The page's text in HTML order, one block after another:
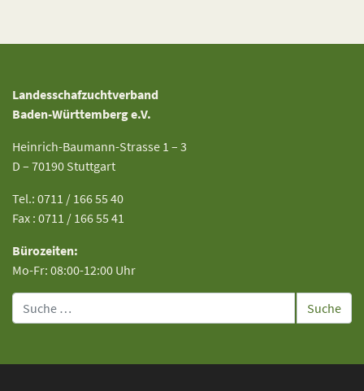
Landesschafzuchtverband
Baden-Württemberg e.V.
Heinrich-Baumann-Strasse 1 – 3
D – 70190 Stuttgart
Tel.: 0711 / 166 55 40
Fax : 0711 / 166 55 41
Bürozeiten:
Mo-Fr: 08:00-12:00 Uhr
Suche